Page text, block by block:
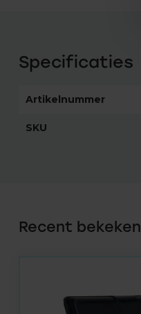
Specificaties
Artikelnummer
SKU
Recent bekeken